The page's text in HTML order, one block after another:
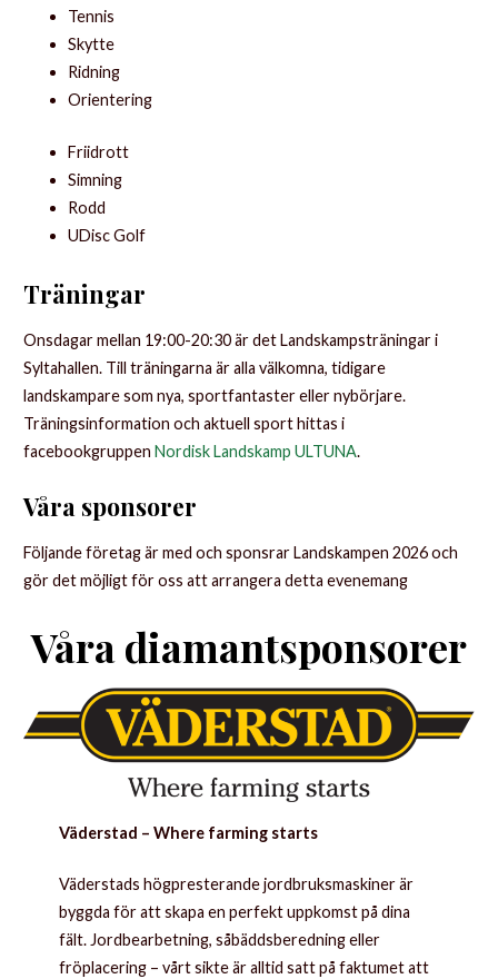
Tennis
Skytte
Ridning
Orientering
Friidrott
Simning
Rodd
UDisc Golf
Träningar
Onsdagar mellan 19:00-20:30 är det Landskampsträningar i
Syltahallen. Till träningarna är alla välkomna, tidigare
landskampare som nya, sportfantaster eller nybörjare.
Träningsinformation och aktuell sport hittas i
facebookgruppen Nordisk Landskamp ULTUNA.
Våra sponsorer
Följande företag är med och sponsrar Landskampen 2026 och
gör det möjligt för oss att arrangera detta evenemang
Våra diamantsponsorer
Väderstad – Where farming starts
Väderstads högpresterande jordbruksmaskiner är
byggda för att skapa en perfekt uppkomst på dina
fält. Jordbearbetning, såbäddsberedning eller
fröplacering – vårt sikte är alltid satt på faktumet att